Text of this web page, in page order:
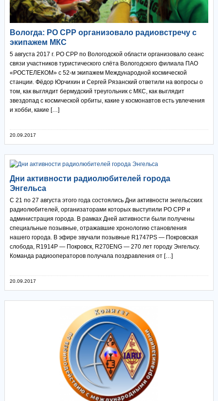
Вологда: РО СРР организовало радиовстречу с
экипажем МКС
5 августа 2017 г. РО СРР по Вологодской области организовало сеанс
связи участников туристического слёта Вологодского филиала ПАО
«РОСТЕЛЕКОМ» с 52-м экипажем Международной космической
станции. Фёдор Юрчихин и Сергей Рязанский ответили на вопросы о
том, как выглядит бермудский треугольник с МКС, как выглядит
звездопад с космической орбиты, какие у космонавтов есть увлечения
и хобби, какие […]
20.09.2017
Дни активности радиолюбителей города
Энгельса
С 21 по 27 августа этого года состоялись Дни активности энгельсских
радиолюбителей, организаторами которых выступили РО СРР и
администрация города. В рамках Дней активности были получены
специальные позывные, отражавшие хронологию становления
нашего города. В эфире звучали позывные R1747PS — Покровская
слобода, R1914P — Покровск, R270ENG — 270 лет городу Энгельсу.
Команда радиооператоров получала поздравления от […]
20.09.2017